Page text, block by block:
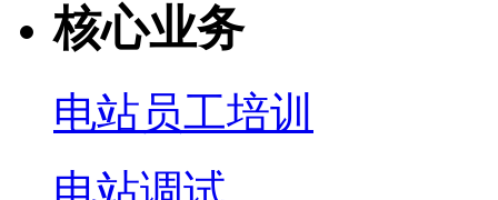
核心业务
电站员工培训
电站调试